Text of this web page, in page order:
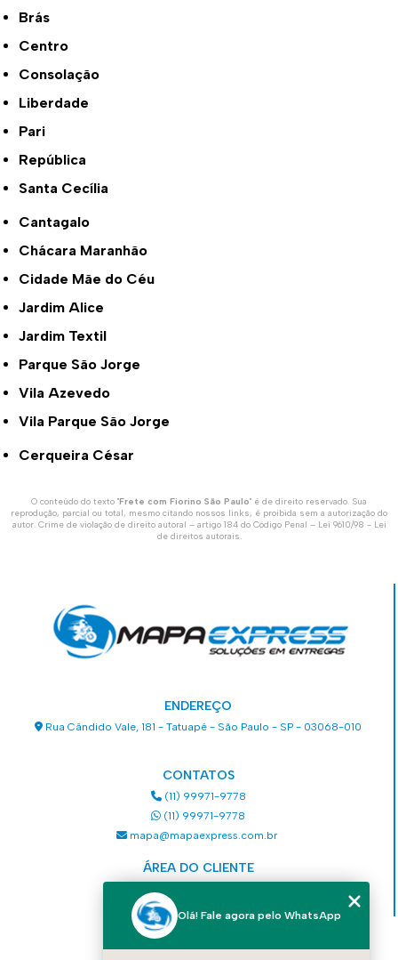
Brás
Centro
Consolação
Liberdade
Pari
República
Santa Cecília
Cantagalo
Chácara Maranhão
Cidade Mãe do Céu
Jardim Alice
Jardim Textil
Parque São Jorge
Vila Azevedo
Vila Parque São Jorge
Cerqueira César
O conteúdo do texto "Frete com Fiorino São Paulo" é de direito reservado. Sua
reprodução, parcial ou total, mesmo citando nossos links, é proibida sem a autorização do
autor. Crime de violação de direito autoral – artigo 184 do Código Penal – Lei 9610/98 - Lei
de direitos autorais.
ENDEREÇO
Rua Cândido Vale, 181 - Tatuapé - São Paulo - SP - 03068-010
CONTATOS
(11) 99971-9778
(11) 99971-9778
mapa@mapaexpress.com.br
ÁREA DO CLIENTE
Olá! Fale agora pelo WhatsApp